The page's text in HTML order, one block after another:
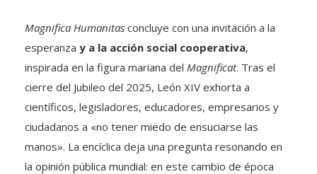
Magnifica Humanitas concluye con una invitación a la
esperanza y a la acción social cooperativa,
inspirada en la figura mariana del Magnificat. Tras el
cierre del Jubileo del 2025, León XIV exhorta a
científicos, legisladores, educadores, empresarios y
ciudadanos a «no tener miedo de ensuciarse las
manos». La encíclica deja una pregunta resonando en
la opinión pública mundial: en este cambio de época